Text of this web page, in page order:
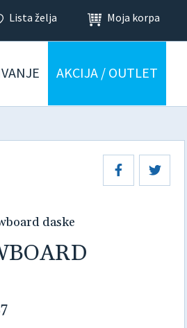
Lista želja Moja korpa
AKCIJA / OUTLET
daske